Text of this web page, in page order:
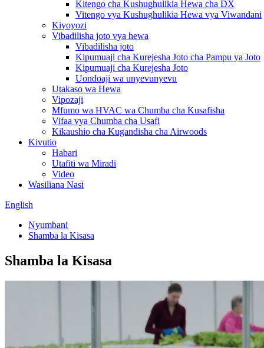
Kitengo cha Kushughulikia Hewa cha DX
Vitengo vya Kushughulikia Hewa vya Viwandani
Kiyoyozi
Vibadilisha joto vya hewa
Vibadilisha joto
Kipumuaji cha Kurejesha Joto cha Pampu ya Joto
Kipumuaji cha Kurejesha Joto
Uondoaji wa unyevunyevu
Utakaso wa Hewa
Vipozaji
Mfumo wa HVAC wa Chumba cha Kusafisha
Vifaa vya Chumba cha Usafi
Kikaushio cha Kugandisha cha Airwoods
Kivutio
Habari
Utafiti wa Miradi
Video
Wasiliana Nasi
English
Nyumbani
Shamba la Kisasa
Shamba la Kisasa